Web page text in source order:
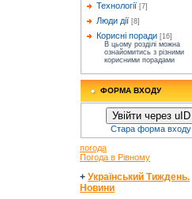
Технології [7]
Люди дії [8]
Корисні поради [16]
В цьому розділі можна
ознайомитись з різними
корисними порадами
ФОРМА ВХОДУ
Увійти через uID
Стара форма входу
погода
Погода в Рівному
+ Український Тиждень.
Новини